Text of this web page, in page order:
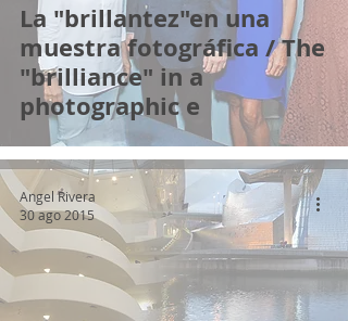
La "brillantez"en una
muestra fotográfica / The
"brilliance" in a
photographic e
Angel Rivera
30 ago 2015